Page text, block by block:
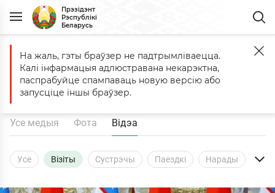
Прэзідэнт
Рэспублікі
Беларусь
Галоўная Медыя Відэа Візіты
Відэа
Усе медыя Фота Відэа
Усе Візіты Сустрэчы Паездкі Нарады
Выступленні Інтэрв'ю Кадры Цырымоніі
На жаль, гэты браўзер не падтрымліваецца.
Калі інфармацыя адлюстравана некарэктна,
паспрабуйце спампаваць новую версію або
запусціце іншы браўзер.